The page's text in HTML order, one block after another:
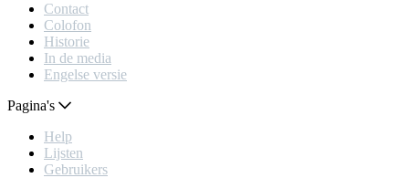
Contact
Colofon
Historie
In de media
Engelse versie
Pagina's
Help
Lijsten
Gebruikers